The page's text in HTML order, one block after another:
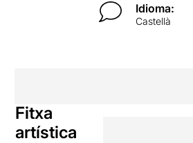
Idioma:
Castellà
Fitxa
artística